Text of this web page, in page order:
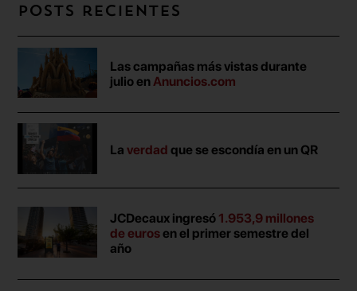
Posts recientes
Las campañas más vistas durante
julio enAnuncios.com
Laverdad que se escondía en un QR
JCDecaux ingresó 1.953,9 millones
de eurosen el primer semestre del
año